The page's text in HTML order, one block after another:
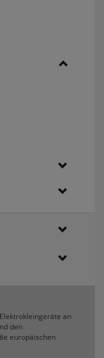
an
den
europäischen